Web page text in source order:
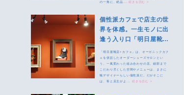
の一角に、絶品...
続きを読む >
個性派カフェで店主の世
界を体感。一生モノに出
逢う入り口「明日屋靴店
+カフェ」
「明日屋靴店+カフェ」は、オーガニックカフ
ェを併設したオーダーシューズサロンとい
う、一風変わった組み合わせの店。細部まで
こだわり尽くした空間やメニューは、まさに
靴デザイナーらしい個性派だ。だがそこに
は、客と店主がよ...
続きを読む >